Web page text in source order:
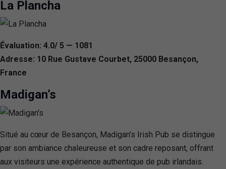
La Plancha
Évaluation: 4.0/ 5 — 1081
Adresse: 10 Rue Gustave Courbet, 25000 Besançon,
France
Madigan’s
Situé au cœur de Besançon, Madigan’s Irish Pub se distingue
par son ambiance chaleureuse et son cadre reposant, offrant
aux visiteurs une expérience authentique de pub irlandais.